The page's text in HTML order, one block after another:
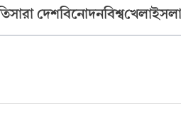
সারা দেশবিনোদনবিশ্বখেলা